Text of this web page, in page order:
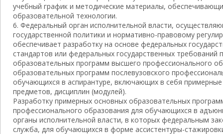
учебный график и методические материалы,
образовательной технологии.
6. Федеральный орган исполнительной власти,
государственной политики и нормативно-правовому
обеспечивает разработку на основе федеральных
стандартов или федеральных государственных требований
образовательных программ высшего профессионального
образовательных программ послевузовского
обучающихся в аспирантуре, включающих в себя
предметов, дисциплин (модулей).
Разработку примерных основных образовательных
профессионального образования для обучающихся в
органы исполнительной власти, в которых федеральным
служба, для обучающихся в форме ассистентуры-